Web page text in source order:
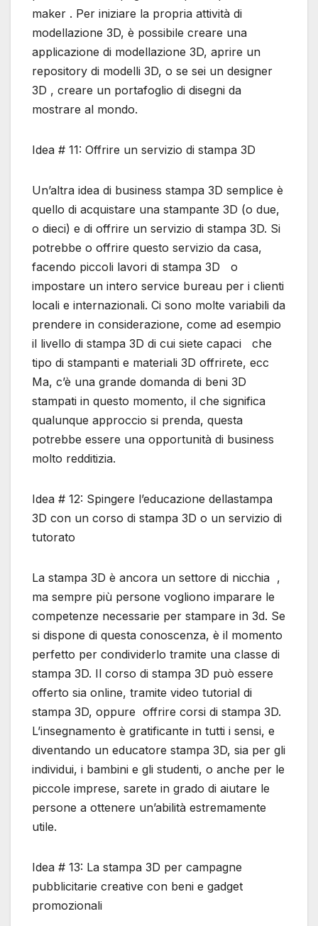
maker . Per iniziare la propria attività di
modellazione 3D, è possibile creare una
applicazione di modellazione 3D, aprire un
repository di modelli 3D, o se sei un designer
3D , creare un portafoglio di disegni da
mostrare al mondo.
Idea # 11: Offrire un servizio di stampa 3D
Un’altra idea di business stampa 3D semplice è
quello di acquistare una stampante 3D (o due,
o dieci) e di offrire un servizio di stampa 3D. Si
potrebbe o offrire questo servizio da casa,
facendo piccoli lavori di stampa 3D o
impostare un intero service bureau per i clienti
locali e internazionali. Ci sono molte variabili da
prendere in considerazione, come ad esempio
il livello di stampa 3D di cui siete capaci che
tipo di stampanti e materiali 3D offrirete, ecc
Ma, c’è una grande domanda di beni 3D
stampati in questo momento, il che significa
qualunque approccio si prenda, questa
potrebbe essere una opportunità di business
molto redditizia.
Idea # 12: Spingere l’educazione dellastampa
3D con un corso di stampa 3D o un servizio di
tutorato
La stampa 3D è ancora un settore di nicchia ,
ma sempre più persone vogliono imparare le
competenze necessarie per stampare in 3d. Se
si dispone di questa conoscenza, è il momento
perfetto per condividerlo tramite una classe di
stampa 3D. Il corso di stampa 3D può essere
offerto sia online, tramite video tutorial di
stampa 3D, oppure offrire corsi di stampa 3D.
L’insegnamento è gratificante in tutti i sensi, e
diventando un educatore stampa 3D, sia per gli
individui, i bambini e gli studenti, o anche per le
piccole imprese, sarete in grado di aiutare le
persone a ottenere un’abilità estremamente
utile.
Idea # 13: La stampa 3D per campagne
pubblicitarie creative con beni e gadget
promozionali